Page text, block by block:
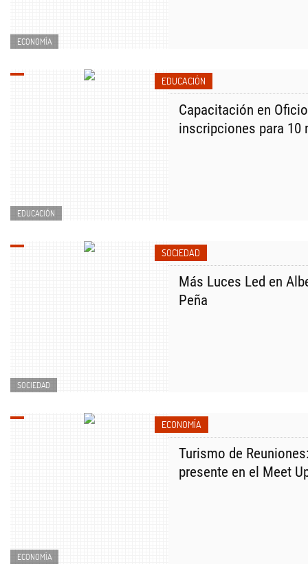
ECONOMÍA
EDUCACIÓN
EDUCACIÓN
Capacitación en
inscripciones para 10
SOCIEDAD
SOCIEDAD
Más Luces Led en
Peña
ECONOMÍA
ECONOMÍA
Turismo de
presente en el Meet